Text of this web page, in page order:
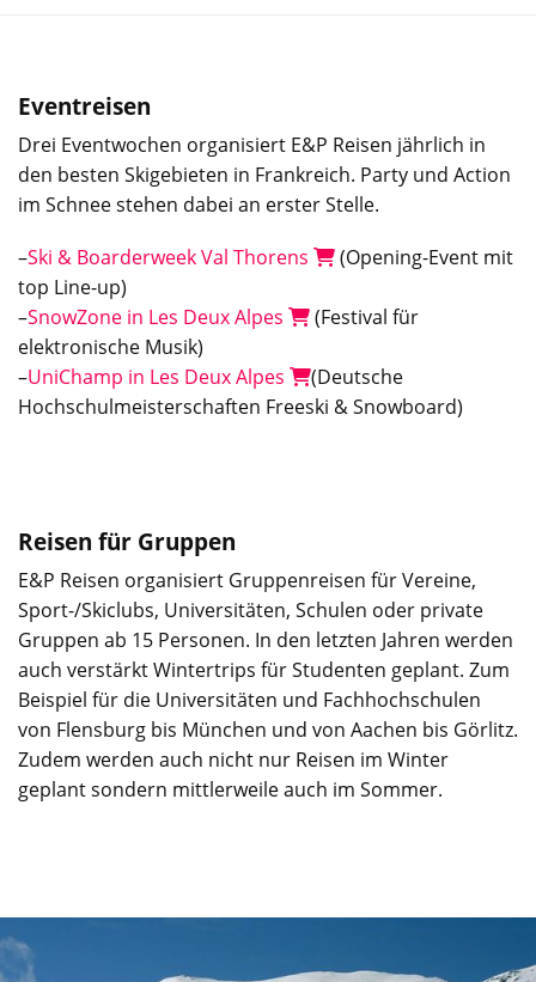
Eventreisen
Drei Eventwochen organisiert E&P Reisen jährlich in
den besten Skigebieten in Frankreich. Party und Action
im Schnee stehen dabei an erster Stelle.
–Ski & Boarderweek Val Thorens
(Opening-Event mit
top Line-up)
–SnowZone in Les Deux Alpes
(Festival für
elektronische Musik)
–UniChamp in Les Deux Alpes
(Deutsche
Hochschulmeisterschaften Freeski & Snowboard)
Reisen für Gruppen
E&P Reisen organisiert Gruppenreisen für Vereine,
Sport-/Skiclubs, Universitäten, Schulen oder private
Gruppen ab 15 Personen. In den letzten Jahren werden
auch verstärkt Wintertrips für Studenten geplant. Zum
Beispiel für die Universitäten und Fachhochschulen
von Flensburg bis München und von Aachen bis Görlitz.
Zudem werden auch nicht nur Reisen im Winter
geplant sondern mittlerweile auch im Sommer.